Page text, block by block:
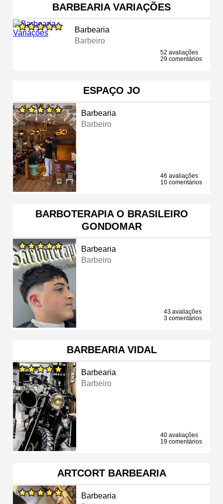
BARBEARIA VARIAÇÕES
Barbearia
Barbeiro
52 avaliações
29 comentários
ESPAÇO JO
Barbearia
Barbeiro
46 avaliações
10 comentários
BARBOTERAPIA O BRASILEIRO
GONDOMAR
Barbearia
Barbeiro
43 avaliações
3 comentários
BARBEARIA VIDAL
Barbearia
Barbeiro
40 avaliações
19 comentários
ARTCORT BARBEARIA
Barbearia